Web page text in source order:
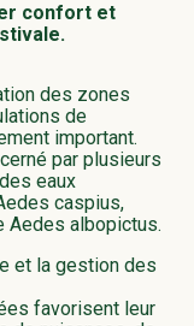
confort et
des zones
de
important.
par plusieurs
eaux
caspius,
Aedes albopictus.
et la gestion des
favorisent leur